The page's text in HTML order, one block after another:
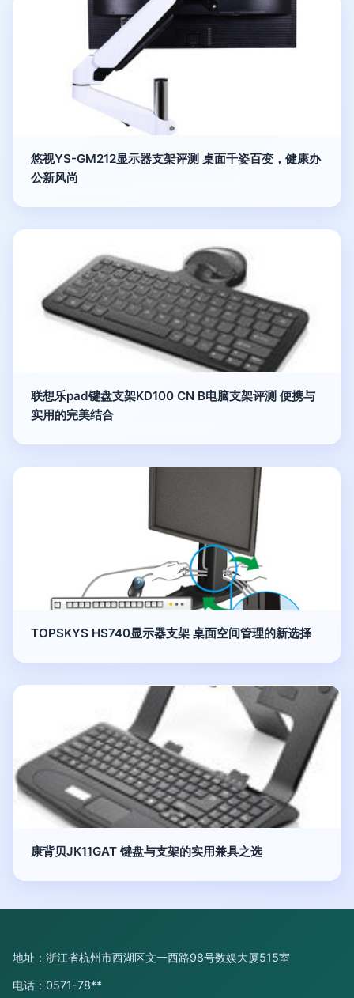
悠视YS-GM212显示器支架评测 桌面千姿百变，健康办
公新风尚
联想乐pad键盘支架KD100 CN B电脑支架评测 便携与
实用的完美结合
TOPSKYS HS740显示器支架 桌面空间管理的新选择
康背贝JK11GAT 键盘与支架的实用兼具之选
地址：浙江省杭州市西湖区文一西路98号数娱大厦515室
电话：0571-78**